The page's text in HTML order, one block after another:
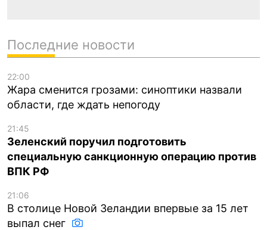
Последние новости
22:00
Жара сменится грозами: синоптики назвали
области, где ждать непогоду
21:45
Зеленский поручил подготовить
специальную санкционную операцию против
ВПК РФ
21:06
В столице Новой Зеландии впервые за 15 лет
выпал снег